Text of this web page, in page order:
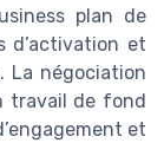
plan de
d’activation et
La négociation
travail de fond
et